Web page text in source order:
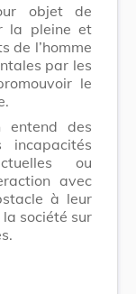
objet de
la pleine et
de l’homme
par les
le
entend des
incapacités
ou
avec
à leur
société sur